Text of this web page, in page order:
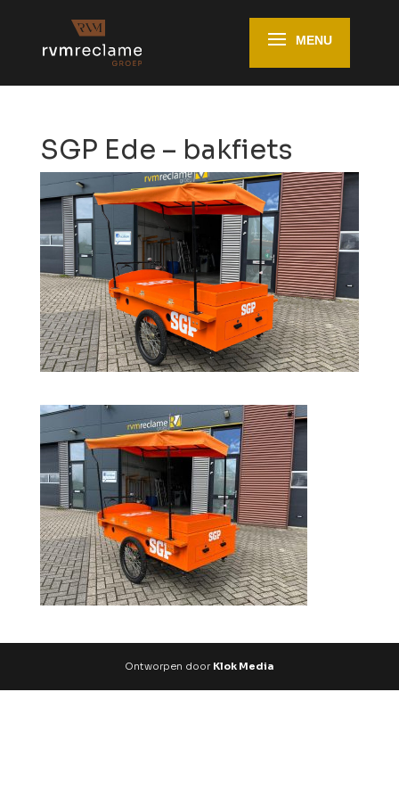
SGP Ede – bakfiets
Ontworpen door Klok Media